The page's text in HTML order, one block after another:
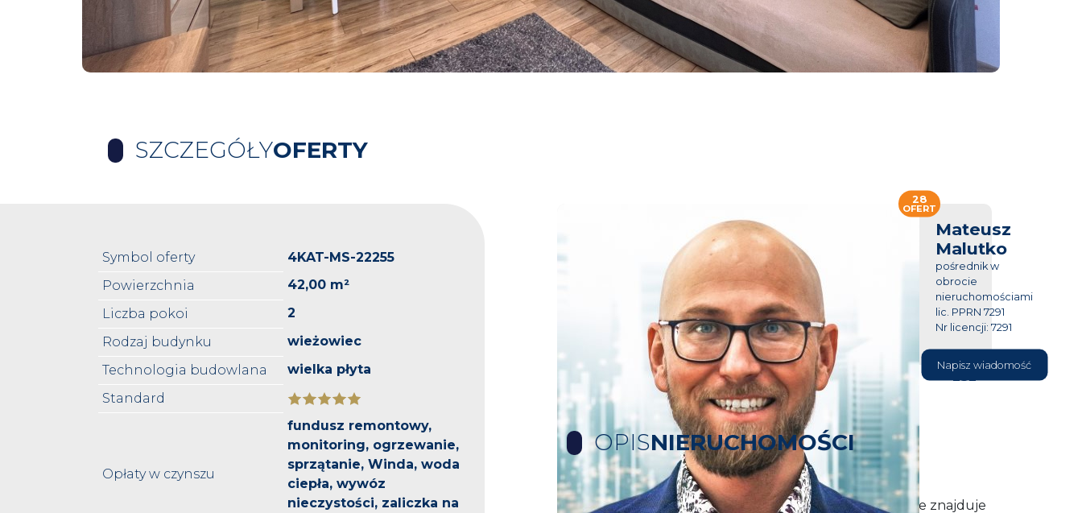
SZCZEGÓŁYOFERTY
Symbol oferty
4KAT-MS-22255
Powierzchnia
42,00 m²
Liczba pokoi
2
Rodzaj budynku
wieżowiec
Technologia budowlana
wielka płyta
Standard
Opłaty w czynszu
fundusz remontowy,
monitoring, ogrzewanie,
sprzątanie, Winda, woda
ciepła, wywóz
nieczystości, zaliczka na
Mateusz
Malutko
pośrednik w
obrocie
nieruchomościami
lic. PPRN 7291
Nr licencji: 7291
604 177
232
Napisz wiadomość
28
OFERT
OPISNIERUCHOMOŚCI
Na wynajem mieszkanie 2 pokojowe - rozkładowe, które znajduje